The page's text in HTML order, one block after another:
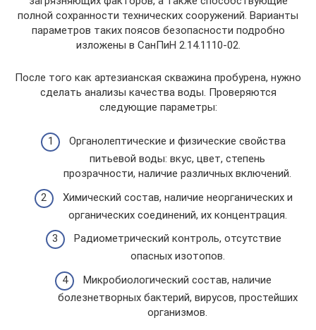
полной сохранности технических сооружений. Варианты
параметров таких поясов безопасности подробно
изложены в СанПиН 2.14.1110-02.
После того как артезианская скважина пробурена, нужно
сделать анализы качества воды. Проверяются
следующие параметры:
Органолептические и физические свойства
питьевой воды: вкус, цвет, степень
прозрачности, наличие различных включений.
Химический состав, наличие неорганических и
органических соединений, их концентрация.
Радиометрический контроль, отсутствие
опасных изотопов.
Микробиологический состав, наличие
болезнетворных бактерий, вирусов, простейших
организмов.